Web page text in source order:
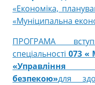
«Економіка,
«Муніципальна
ПРОГРАМА
спеціальності 073 «
«Управління
безпекою»для